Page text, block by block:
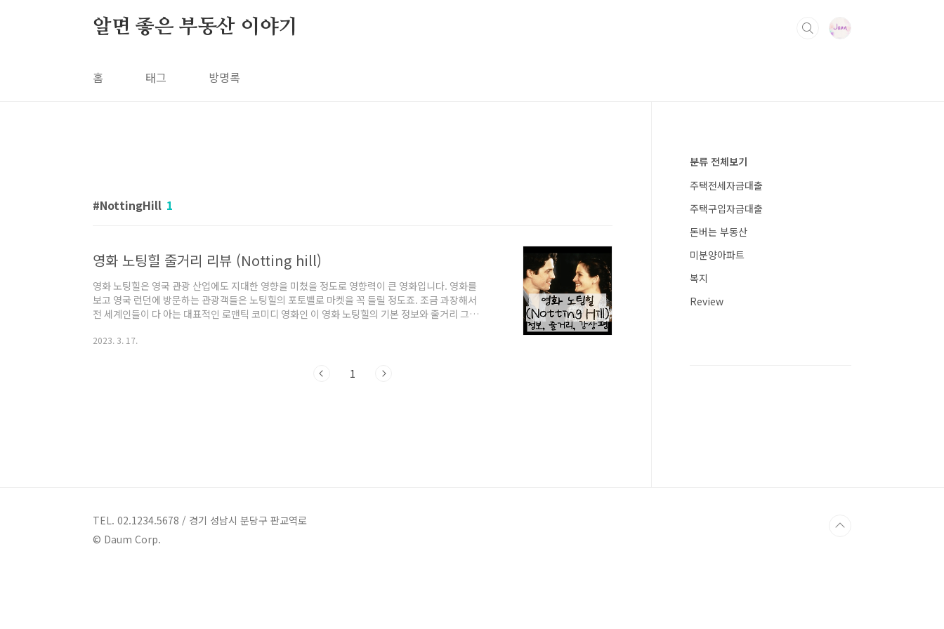
알면 좋은 부동산 이야기
홈 태그 방명록
NottingHill 1
영화 노팅힐 줄거리 리뷰 (Notting hill)
영화 노팅힐은 영국 관광 산업에도 지대한 영향을 미쳤을 정도로 영향력이 큰 영화입니다. 영화를
보고 영국 런던에 방문하는 관광객들은 노팅힐의 포토벨로 마켓을 꼭 들릴 정도죠. 조금 과장해서
전 세계인들이 다 아는 대표적인 로맨틱 코미디 영화인 이 영화 노팅힐의 기본 정보와 줄거리 그리
휴 그랜트, 줄리아 로버츠 등 3) 개봉연도: 1999 4) 러닝타임: 124분 5) 네이버 영화 평점: 9.5 6)
(Anna Scott)과 매력적인 영국인 서점 직원 윌리엄 태커(William Thack..
2023. 3. 17.
1
분류 전체보기
주택전세자금대출
주택구입자금대출
돈버는 부동산
미분양아파트
복지
Review
TEL. 02.1234.5678 / 경기 성남시 분당구 판교역로
© Daum Corp.